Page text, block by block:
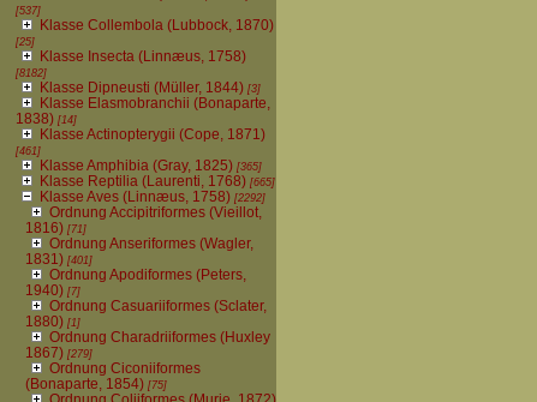
[537]
Klasse Collembola (Lubbock, 1870)
[25]
Klasse Insecta (Linnæus, 1758)
[8182]
Klasse Dipneusti (Müller, 1844)[3]
Klasse Elasmobranchii (Bonaparte,
1838)[14]
Klasse Actinopterygii (Cope, 1871)
[461]
Klasse Amphibia (Gray, 1825)[365]
Klasse Reptilia (Laurenti, 1768)[665]
Klasse Aves (Linnæus, 1758)[2292]
Ordnung Accipitriformes (Vieillot,
1816)[71]
Ordnung Anseriformes (Wagler,
1831)[401]
Ordnung Apodiformes (Peters,
1940)[7]
Ordnung Casuariiformes (Sclater,
1880)[1]
Ordnung Charadriiformes (Huxley
1867)[279]
Ordnung Ciconiiformes
(Bonaparte, 1854)[75]
Ordnung Coliiformes (Murie, 1872)